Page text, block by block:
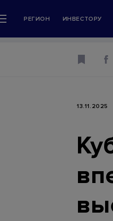
РЕГИОН ИНВЕСТОРУ
13.11.2025
Сервисы для инвесторов
Муниципальные инвестпорталы
Инвестиционные предложения
Личный кабинет (работает в